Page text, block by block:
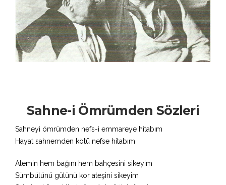
Sahne-i Ömrümden Sözleri
Sahneyi ömrümden nefs-i emmareye hitabım
Hayat sahnemden kötü nefse hitabım
Alemin hem bağını hem bahçesini sikeyim
Sümbülünü gülünü kor ateşini sikeyim